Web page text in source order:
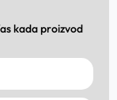
kada proizvod